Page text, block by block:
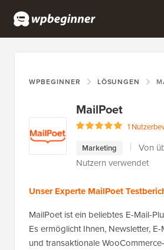
WPBEGINNER LÖSUNGEN
MailPoet
1
Marketing
Von
Nutzern verwendet
Unser Experte MailPoet
MailPoet ist ein beliebtes E-Mail-
Es ermöglicht Ihnen, Newsletter,
und transaktionale